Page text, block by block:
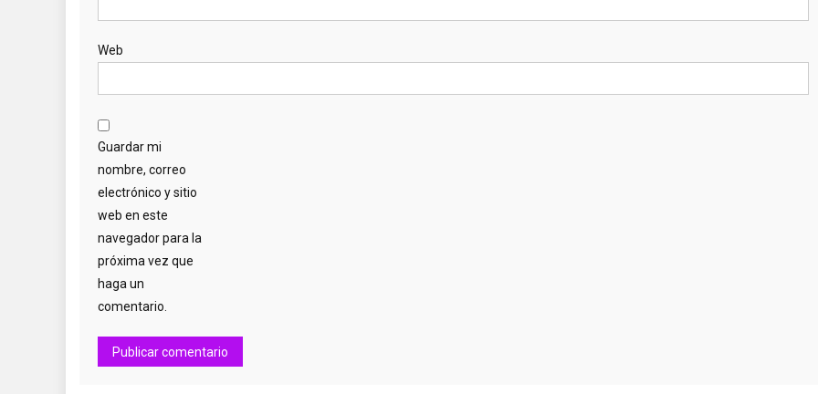
Web
Guardar mi
nombre, correo
electrónico y sitio
web en este
navegador para la
próxima vez que
haga un
comentario.